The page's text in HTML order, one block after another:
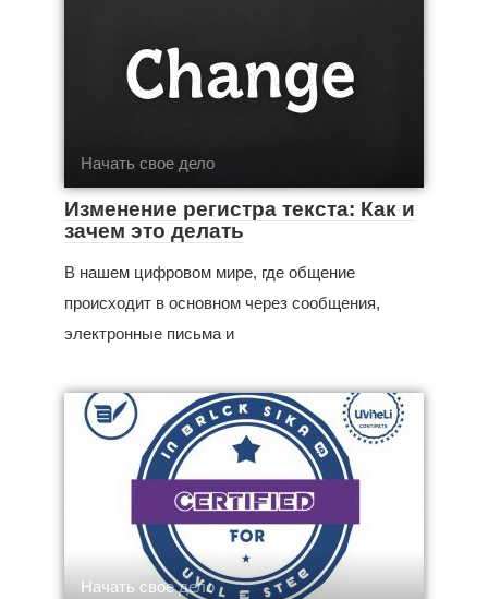
Начать свое дело
Изменение регистра текста: Как и
зачем это делать
В нашем цифровом мире, где общение
происходит в основном через сообщения,
электронные письма и
Начать свое дело